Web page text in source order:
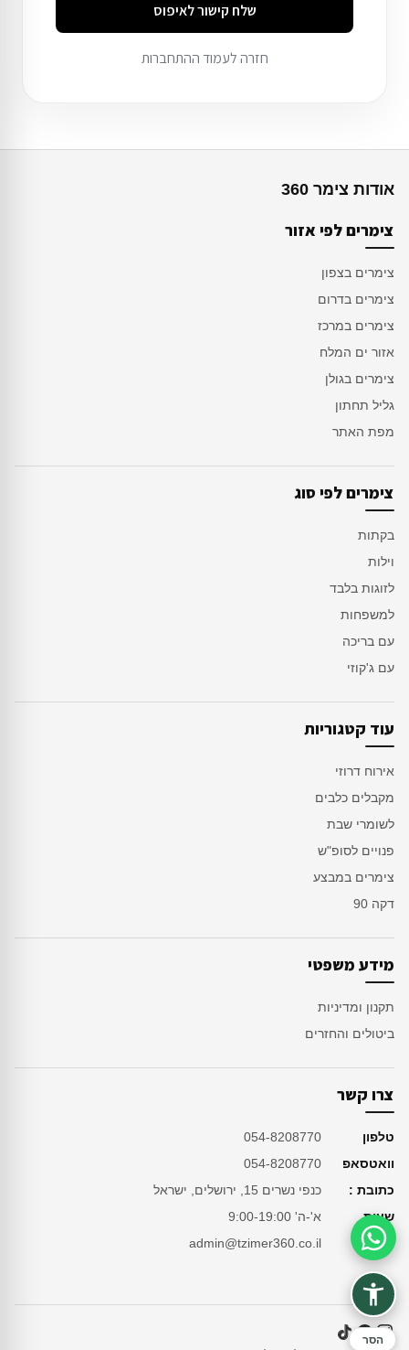
שלח קישור לאיפוס
חזרה לעמוד ההתחברות
אודות צימר 360
צימרים לפי אזור
צימרים בצפון
צימרים בדרום
צימרים במרכז
אזור ים המלח
צימרים בגולן
גליל תחתון
מפת האתר
צימרים לפי סוג
בקתות
וילות
לזוגות בלבד
למשפחות
עם בריכה
עם ג'קוזי
עוד קטגוריות
אירוח דרוזי
מקבלים כלבים
לשומרי שבת
פנויים לסופ"ש
צימרים במבצע
דקה 90
מידע משפטי
תקנון ומדיניות
ביטולים והחזרים
צרו קשר
טלפון
054-8208770
וואטסאפ
054-8208770
כתובת :
כנפי נשרים 15, ירושלים, ישראל
שעות
א'-ה' 9:00-19:00
מייל
admin@tzimer360.co.ilסיוע בהזמנה
הסר